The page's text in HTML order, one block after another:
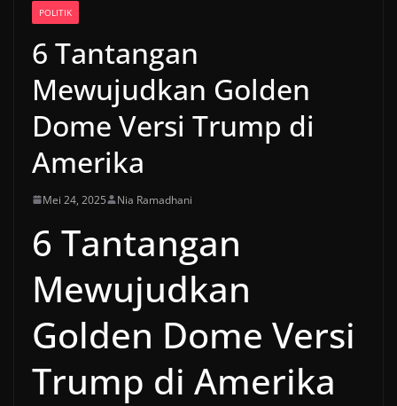
POLITIK
6 Tantangan
Mewujudkan Golden
Dome Versi Trump di
Amerika
Mei 24, 2025 Nia Ramadhani
6 Tantangan
Mewujudkan
Golden Dome Versi
Trump di Amerika